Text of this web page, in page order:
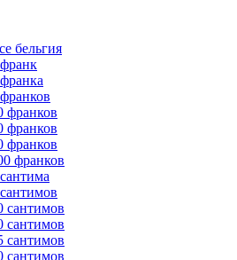
бельгия
франков
франков
франков
франков
сантимов
сантимов
сантимов
сантимов